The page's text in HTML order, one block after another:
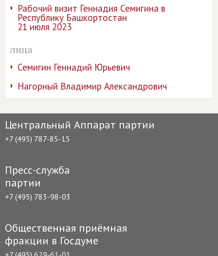
Рабочий визит Геннадия Семигина в
Республику Башкортостан
21 июля 2023
лица
Семигин Геннадий Юрьевич
Нагорный Владимир Александрович
Центральный Аппарат партии
+7 (495) 787-85-15
Пресс-служба
партии
+7 (495) 783-98-03
Общественная приёмная
фракции в Госдуме